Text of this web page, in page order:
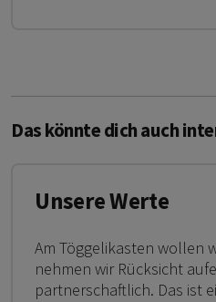
Das könnte dich auch
Unsere Werte
Am Töggelikasten wollen
nehmen wir Rücksicht
partnerschaftlich. Das ist